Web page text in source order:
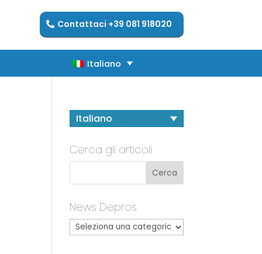
Contattaci +39 081 918020
Italiano
Italiano
Italiano
Cerca gli articoli
News Depros